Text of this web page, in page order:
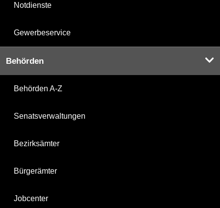
Notdienste
Gewerbeservice
Behörden
Behörden A-Z
Senatsverwaltungen
Bezirksämter
Bürgerämter
Jobcenter